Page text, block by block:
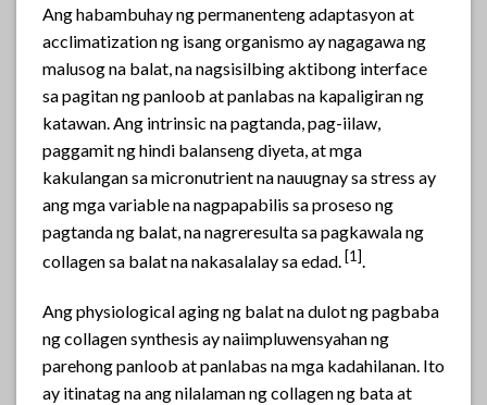
Ang habambuhay ng permanenteng adaptasyon at
acclimatization ng isang organismo ay nagagawa ng
malusog na balat, na nagsisilbing aktibong interface
sa pagitan ng panloob at panlabas na kapaligiran ng
katawan. Ang intrinsic na pagtanda, pag-iilaw,
paggamit ng hindi balanseng diyeta, at mga
kakulangan sa micronutrient na nauugnay sa stress ay
ang mga variable na nagpapabilis sa proseso ng
pagtanda ng balat, na nagreresulta sa pagkawala ng
collagen sa balat na nakasalalay sa edad. [1].
Ang physiological aging ng balat na dulot ng pagbaba
ng collagen synthesis ay naiimpluwensyahan ng
parehong panloob at panlabas na mga kadahilanan. Ito
ay itinatag na ang nilalaman ng collagen ng bata at